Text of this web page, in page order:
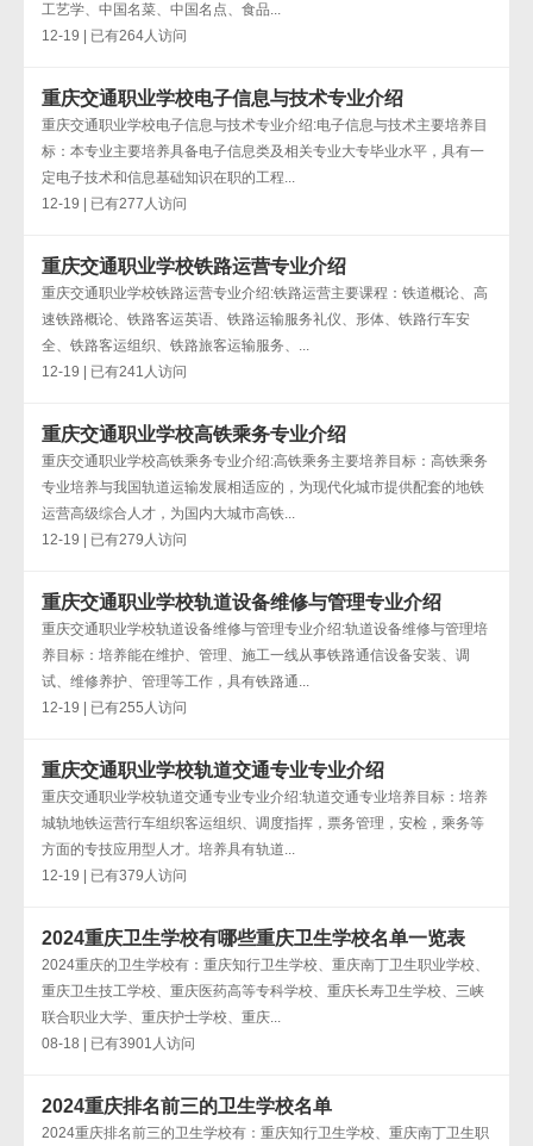
工艺学、中国名菜、中国名点、食品...
12-19 | 已有264人访问
重庆交通职业学校电子信息与技术专业介绍
重庆交通职业学校电子信息与技术专业介绍:电子信息与技术主要培养目
标：本专业主要培养具备电子信息类及相关专业大专毕业水平，具有一
定电子技术和信息基础知识在职的工程...
12-19 | 已有277人访问
重庆交通职业学校铁路运营专业介绍
重庆交通职业学校铁路运营专业介绍:铁路运营主要课程：铁道概论、高
速铁路概论、铁路客运英语、铁路运输服务礼仪、形体、铁路行车安
全、铁路客运组织、铁路旅客运输服务、...
12-19 | 已有241人访问
重庆交通职业学校高铁乘务专业介绍
重庆交通职业学校高铁乘务专业介绍:高铁乘务主要培养目标：高铁乘务
专业培养与我国轨道运输发展相适应的，为现代化城市提供配套的地铁
运营高级综合人才，为国内大城市高铁...
12-19 | 已有279人访问
重庆交通职业学校轨道设备维修与管理专业介绍
重庆交通职业学校轨道设备维修与管理专业介绍:轨道设备维修与管理培
养目标：培养能在维护、管理、施工一线从事铁路通信设备安装、调
试、维修养护、管理等工作，具有铁路通...
12-19 | 已有255人访问
重庆交通职业学校轨道交通专业专业介绍
重庆交通职业学校轨道交通专业专业介绍:轨道交通专业培养目标：培养
城轨地铁运营行车组织客运组织、调度指挥，票务管理，安检，乘务等
方面的专技应用型人才。培养具有轨道...
12-19 | 已有379人访问
2024重庆卫生学校有哪些重庆卫生学校名单一览表
2024重庆的卫生学校有：重庆知行卫生学校、重庆南丁卫生职业学校、
重庆卫生技工学校、重庆医药高等专科学校、重庆长寿卫生学校、三峡
联合职业大学、重庆护士学校、重庆...
08-18 | 已有3901人访问
2024重庆排名前三的卫生学校名单
2024重庆排名前三的卫生学校有：重庆知行卫生学校、重庆南丁卫生职